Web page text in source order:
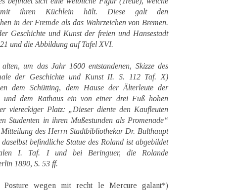
ihren Küchlein hält. Diese galt den
in der Fremde als das Wahrzeichen von Bremen.
Geschichte und Kunst der freien und Hansestadt
und die Abbildung auf Tafel XVI.
um das Jahr 1600 entstandenen, Skizze des
der Geschichte und Kunst II. S. 112 Taf. X)
dem Schütting, dem Hause der Älterleute der
und dem Rathaus ein von einer drei Fuß hohen
viereckiger Platz: „Dieser diente den Kaufleuten
Studenten in ihren Mußestunden als Promenade“
des Herrn Stadtbibliothekar Dr. Bulthaupt
befindliche Statue des Roland ist abgebildet
I. Taf. I und bei Beringuer, die Rolande
1890, S. 53 ff.
Posture wegen mit recht le Mercure galant*)